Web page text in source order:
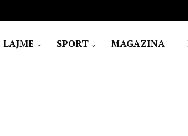
LAJME SPORT MAGAZINA